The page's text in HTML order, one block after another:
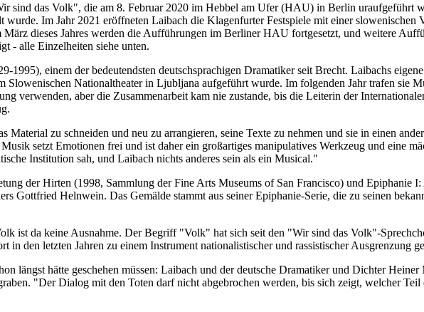
sind das Volk", die am 8. Februar 2020 im Hebbel am Ufer (HAU) in Berlin uraufgeführt
Im Jahr 2021 eröffneten Laibach die Klagenfurter Festspiele mit einer slowenischen
dieses Jahres werden die Aufführungen im Berliner HAU fortgesetzt, und weitere
- alle Einzelheiten siehe unten.
einem der bedeutendsten deutschsprachigen Dramatiker seit Brecht. Laibachs
Nationaltheater in Ljubljana aufgeführt wurde. Im folgenden Jahr trafen sie
verwenden, aber die Zusammenarbeit kam nie zustande, bis die Leiterin der
zu schneiden und neu zu arrangieren, seine Texte zu nehmen und sie in einen
setzt Emotionen frei und ist daher ein großartiges manipulatives Werkzeug und eine
Institution sah, und Laibach nichts anderes sein als ein Musical."
der Hirten (1998, Sammlung der Fine Arts Museums of San Francisco) und Epiphanie
Gottfried Helnwein. Das Gemälde stammt aus seiner Epiphanie-Serie, die zu seinen
ist da keine Ausnahme. Der Begriff "Volk" hat sich seit den "Wir sind das Volk"-
den letzten Jahren zu einem Instrument nationalistischer und rassistischer Ausgrenzung
längst hätte geschehen müssen: Laibach und der deutsche Dramatiker und Dichter
"Der Dialog mit den Toten darf nicht abgebrochen werden, bis sich zeigt, welcher